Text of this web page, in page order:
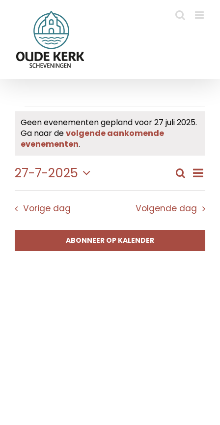
Evenementen
in
27
juli
2025
Bericht
Geen evenementen gepland voor 27 juli 2025.
Ga naar devolgende aankomende
evenementen.
en
Zoeken
Dag
27-7-2025
Selecteer
datum.
Vorige dag Volgende dag
ABONNEER OP KALENDER